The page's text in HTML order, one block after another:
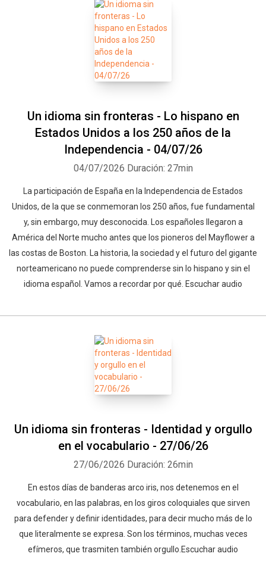
Un idioma sin fronteras - Lo hispano en
Estados Unidos a los 250 años de la
Independencia - 04/07/26
04/07/2026 Duración: 27min
La participación de España en la Independencia de Estados
Unidos, de la que se conmemoran los 250 años, fue fundamental
y, sin embargo, muy desconocida. Los españoles llegaron a
América del Norte mucho antes que los pioneros del Mayflower a
las costas de Boston. La historia, la sociedad y el futuro del gigante
norteamericano no puede comprenderse sin lo hispano y sin el
idioma español. Vamos a recordar por qué. Escuchar audio
Un idioma sin fronteras - Identidad y orgullo
en el vocabulario - 27/06/26
27/06/2026 Duración: 26min
En estos días de banderas arco iris, nos detenemos en el
vocabulario, en las palabras, en los giros coloquiales que sirven
para defender y definir identidades, para decir mucho más de lo
que literalmente se expresa. Son los términos, muchas veces
efímeros, que trasmiten también orgullo.Escuchar audio